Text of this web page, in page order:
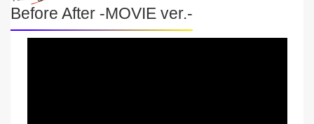
Before After -MOVIE ver.-